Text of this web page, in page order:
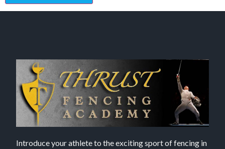
Introduce your athlete to the exciting sport of fencing in